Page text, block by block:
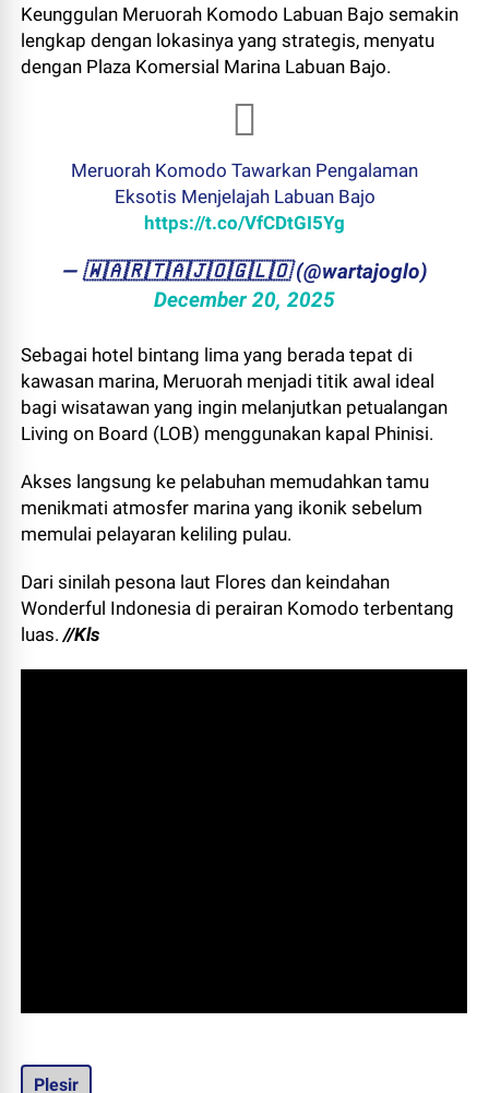
Keunggulan Meruorah Komodo Labuan Bajo semakin
lengkap dengan lokasinya yang strategis, menyatu
dengan Plaza Komersial Marina Labuan Bajo.
Meruorah Komodo Tawarkan Pengalaman
Eksotis Menjelajah Labuan Bajo
https://t.co/VfCDtGI5Yg
— ​🇼​​🇦​​🇷​​🇹​​🇦​​🇯​​🇴​​🇬​​🇱​​🇴 (@wartajoglo)
December 20, 2025
Sebagai hotel bintang lima yang berada tepat di
kawasan marina, Meruorah menjadi titik awal ideal
bagi wisatawan yang ingin melanjutkan petualangan
Living on Board (LOB) menggunakan kapal Phinisi.
Akses langsung ke pelabuhan memudahkan tamu
menikmati atmosfer marina yang ikonik sebelum
memulai pelayaran keliling pulau.
Dari sinilah pesona laut Flores dan keindahan
Wonderful Indonesia di perairan Komodo terbentang
luas.//Kls
Plesir